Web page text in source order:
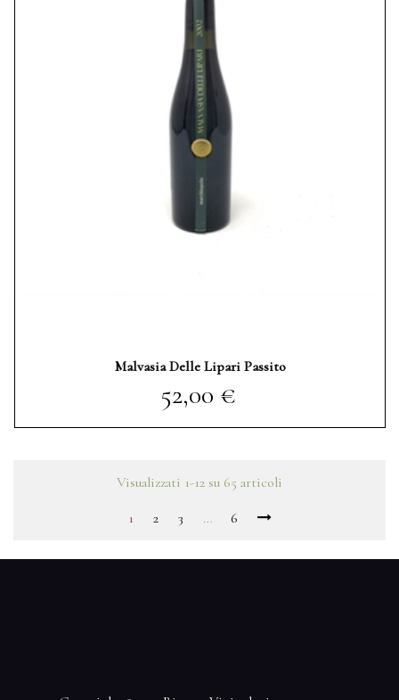
Malvasia Delle Lipari Passito
Prezzo
52,00 €
Visualizzati 1-12 su 65 articoli
1
2 3 … 6